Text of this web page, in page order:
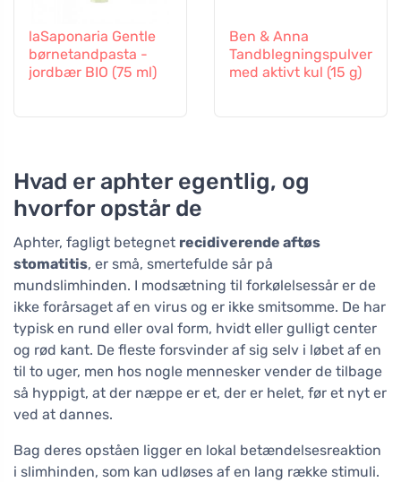
laSaponaria Gentle
børnetandpasta -
jordbær BIO (75 ml)
Ben & Anna
Tandblegningspulver
med aktivt kul (15 g)
Hvad er aphter egentlig, og
hvorfor opstår de
Aphter, fagligt betegnet recidiverende aftøs
stomatitis, er små, smertefulde sår på
mundslimhinden. I modsætning til forkølelsessår er de
ikke forårsaget af en virus og er ikke smitsomme. De har
typisk en rund eller oval form, hvidt eller gulligt center
og rød kant. De fleste forsvinder af sig selv i løbet af en
til to uger, men hos nogle mennesker vender de tilbage
så hyppigt, at der næppe er et, der er helet, før et nyt er
ved at dannes.
Bag deres opståen ligger en lokal betændelsesreaktion
i slimhinden, som kan udløses af en lang række stimuli.